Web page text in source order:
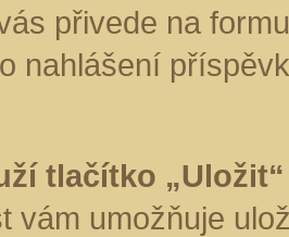
přivede na
nahlášení
tlačítko
vám umožňuje